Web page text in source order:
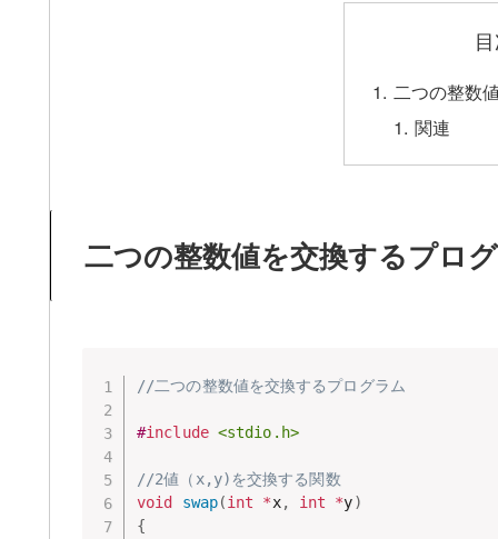
二つの整数
関連
二つの整数値を交換するプロ
//二つの整数値を交換するプログラム
#include <stdio.h>
//2値（x,y)を交換する関数
void
swap(int *x, int *y)
{